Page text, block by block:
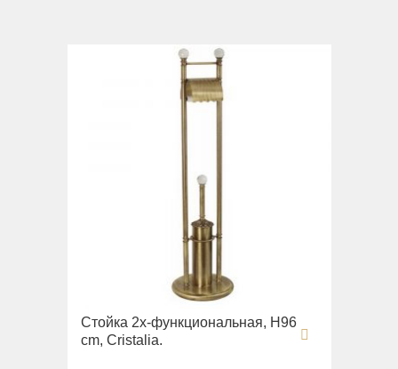
Стойка 2х-функциональная, H96
cm, Cristalia.